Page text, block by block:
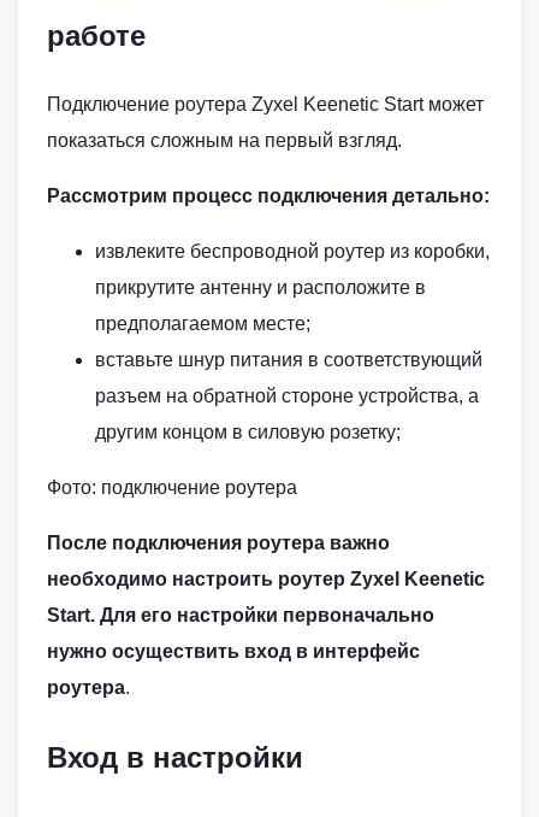
работе
Подключение роутера Zyxel Keenetic Start может
показаться сложным на первый взгляд.
Рассмотрим процесс подключения детально:
извлеките беспроводной роутер из коробки,
прикрутите антенну и расположите в
предполагаемом месте;
вставьте шнур питания в соответствующий
разъем на обратной стороне устройства, а
другим концом в силовую розетку;
Фото: подключение роутера
После подключения роутера важно
необходимо настроить роутер Zyxel Keenetic
Start. Для его настройки первоначально
нужно осуществить вход в интерфейс
роутера.
Вход в настройки